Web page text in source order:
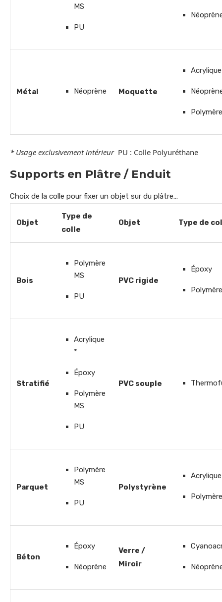
MS
PU
Métal Néoprène Moquette
Acrylique
* Usage exclusivement intérieur PU : Colle Polyuréthane
Supports en Plâtre / Enduit
Choix de la colle pour fixer un objet sur du plâtre…
Objet
Type de
colle
Objet Type de
Bois
Polymère
MS
PU
PVC rigide
Époxy
Stratifié
Acrylique
*
Époxy
Polymère
MS
PU
PVC souple
Parquet
Polymère
MS
PU
Polystyrène
Acrylique
Béton
Époxy
Néoprène
Verre /
Miroir